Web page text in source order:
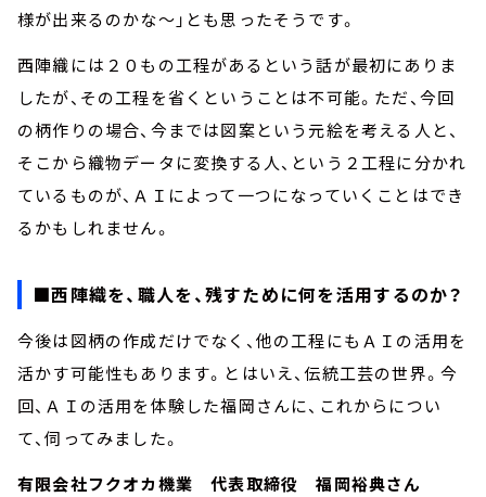
様が出来るのかな～」とも思ったそうです。
西陣織には２０もの工程があるという話が最初にありま
したが、その工程を省くということは不可能。ただ、今回
の柄作りの場合、今までは図案という元絵を考える人と、
そこから織物データに変換する人、という２工程に分かれ
ているものが、ＡＩによって一つになっていくことはでき
るかもしれません。
■西陣織を、職人を、残すために何を活用するのか？
今後は図柄の作成だけでなく、他の工程にもＡＩの活用を
活かす可能性もあります。とはいえ、伝統工芸の世界。今
回、ＡＩの活用を体験した福岡さんに、これからについ
て、伺ってみました。
有限会社フクオカ機業 代表取締役 福岡裕典さん